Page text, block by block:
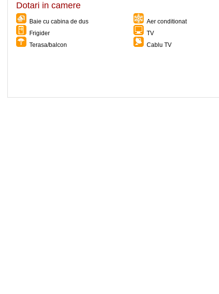
Dotari in camere
Baie cu cabina de dus
Aer conditionat
Frigider
TV
Terasa/balcon
Cablu TV